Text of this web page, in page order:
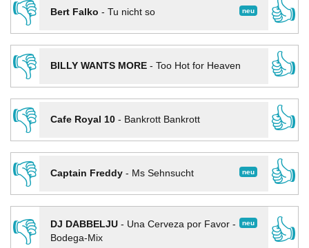
👎
neu
Bert Falko - Tu nicht so
👍
👎
BILLY WANTS MORE- Too Hot for Heaven
👍
👎
Cafe Royal 10- Bankrott Bankrott
👍
👎
neu
Captain Freddy- Ms Sehnsucht
👍
👎
neu
DJ DABBELJU- Una Cerveza por Favor -
Bodega-Mix
👍